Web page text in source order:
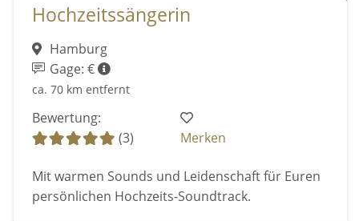
Hochzeitssängerin
Hamburg
Gage: €
ca. 70 km entfernt
Bewertung:
(3)
Merken
Mit warmen Sounds und Leidenschaft für Euren
persönlichen Hochzeits-Soundtrack.